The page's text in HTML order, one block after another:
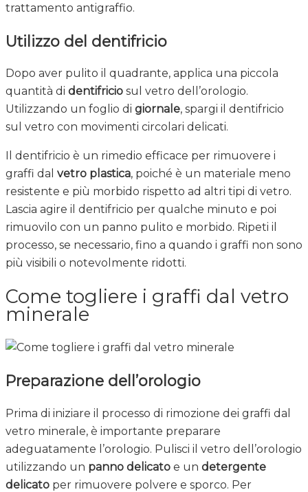
trattamento antigraffio.
Utilizzo del dentifricio
Dopo aver pulito il quadrante, applica una piccola
quantità di dentifricio sul vetro dell’orologio.
Utilizzando un foglio di giornale, spargi il dentifricio
sul vetro con movimenti circolari delicati.
Il dentifricio è un rimedio efficace per rimuovere i
graffi dal vetro plastica, poiché è un materiale meno
resistente e più morbido rispetto ad altri tipi di vetro.
Lascia agire il dentifricio per qualche minuto e poi
rimuovilo con un panno pulito e morbido. Ripeti il
processo, se necessario, fino a quando i graffi non sono
più visibili o notevolmente ridotti.
Come togliere i graffi dal vetro
minerale
Preparazione dell’orologio
Prima di iniziare il processo di rimozione dei graffi dal
vetro minerale, è importante preparare
adeguatamente l’orologio. Pulisci il vetro dell’orologio
utilizzando un panno delicato e un detergente
delicato per rimuovere polvere e sporco. Per